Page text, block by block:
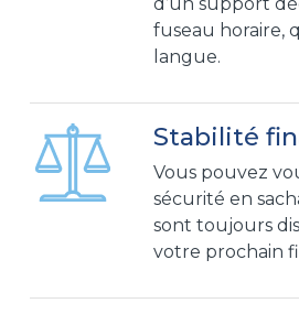
d’un support
fuseau horaire,
langue.
Stabilité
Vous pouvez
sécurité en
sont toujours
votre prochain